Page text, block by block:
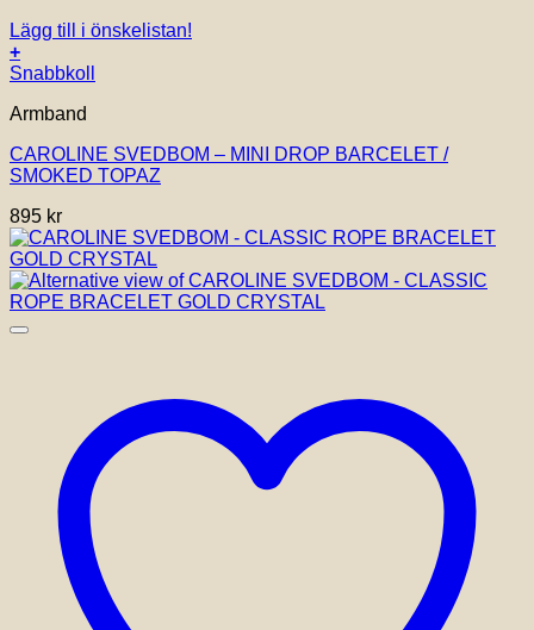
Lägg till i önskelistan!
+
Snabbkoll
Armband
CAROLINE SVEDBOM – MINI DROP BARCELET /
SMOKED TOPAZ
895 kr